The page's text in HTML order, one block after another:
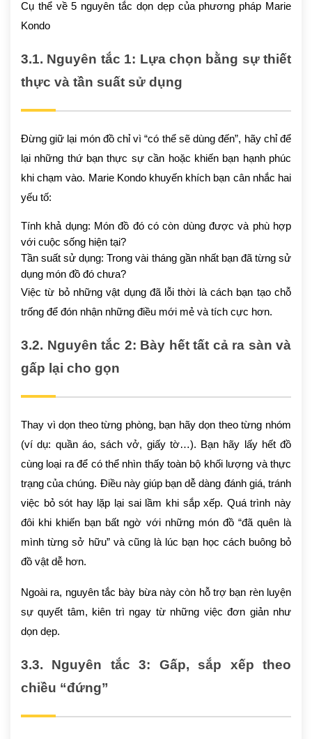
Cụ thể về 5 nguyên tắc dọn dẹp của phương pháp Marie
Kondo
3.1. Nguyên tắc 1: Lựa chọn bằng sự thiết
thực và tần suất sử dụng
Đừng giữ lại món đồ chỉ vì “có thể sẽ dùng đến”, hãy chỉ để
lại những thứ bạn thực sự cần hoặc khiến bạn hạnh phúc
khi chạm vào. Marie Kondo khuyến khích bạn cân nhắc hai
yếu tố:
Tính khả dụng: Món đồ đó có còn dùng được và phù hợp
với cuộc sống hiện tại?
Tần suất sử dụng: Trong vài tháng gần nhất bạn đã từng sử
dụng món đồ đó chưa?
Việc từ bỏ những vật dụng đã lỗi thời là cách bạn tạo chỗ
trống để đón nhận những điều mới mẻ và tích cực hơn.
3.2. Nguyên tắc 2: Bày hết tất cả ra sàn và
gấp lại cho gọn
Thay vì dọn theo từng phòng, bạn hãy dọn theo từng nhóm
(ví dụ: quần áo, sách vở, giấy tờ…). Bạn hãy lấy hết đồ
cùng loại ra để có thể nhìn thấy toàn bộ khối lượng và thực
trạng của chúng. Điều này giúp bạn dễ dàng đánh giá, tránh
việc bỏ sót hay lặp lại sai lầm khi sắp xếp. Quá trình này
đôi khi khiến bạn bất ngờ với những món đồ “đã quên là
mình từng sở hữu” và cũng là lúc bạn học cách buông bỏ
đồ vật dễ hơn.
Ngoài ra, nguyên tắc bày bừa này còn hỗ trợ bạn rèn luyện
sự quyết tâm, kiên trì ngay từ những việc đơn giản như
dọn dẹp.
3.3. Nguyên tắc 3: Gấp, sắp xếp theo
chiều “đứng”